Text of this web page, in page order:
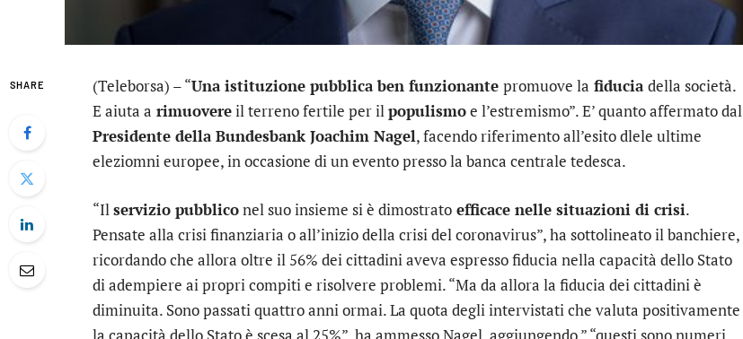
SHARE (Teleborsa) – “Una istituzione pubblica ben funzionante promuove la fiduciadella società.
E aiuta a rimuovereil terreno fertile per ilpopulismoe l’estremismo”. E’ quanto affermato dal
Presidente della Bundesbank Joachim Nagel, facendo riferimento all’esito dlele ultime
eleziomni europee, in occasione di un evento presso la banca centrale tedesca.
“Ilservizio pubbliconel suo insieme si è dimostrato efficace nelle situazioni di crisi.
Pensate alla crisi finanziaria o all’inizio della crisi del coronavirus”, ha sottolineato il banchiere,
ricordando che allora oltre il 56% dei cittadini aveva espresso fiducia nella capacità dello Stato
di adempiere ai propri compiti e risolvere problemi. “Ma da allora la fiducia dei cittadini è
diminuita. Sono passati quattro anni ormai. La quota degli intervistati che valuta positivamente